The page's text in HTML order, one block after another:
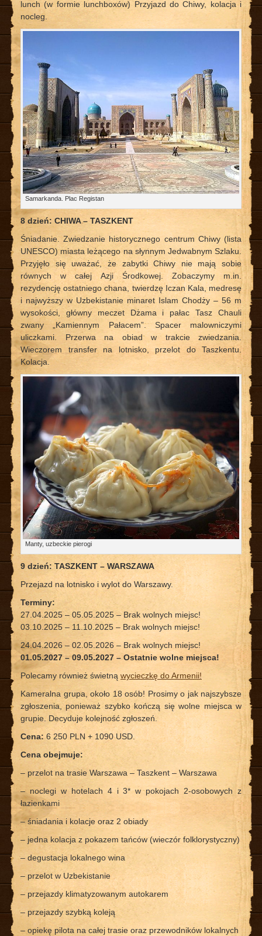
lunch (w formie lunchboxów) Przyjazd do Chiwy, kolacja i
nocleg.
Samarkanda. Plac Registan
8 dzień: CHIWA – TASZKENT
Śniadanie. Zwiedzanie historycznego centrum Chiwy (lista
UNESCO) miasta leżącego na słynnym Jedwabnym Szlaku.
Przyjęło się uważać, że zabytki Chiwy nie mają sobie
równych w całej Azji Środkowej. Zobaczymy m.in.
rezydencję ostatniego chana, twierdzę Iczan Kala, medresę
i najwyższy w Uzbekistanie minaret Islam Chodży – 56 m
wysokości, główny meczet Dżama i pałac Tasz Chauli
zwany „Kamiennym Pałacem”. Spacer malowniczymi
uliczkami. Przerwa na obiad w trakcie zwiedzania.
Wieczorem transfer na lotnisko, przelot do Taszkentu.
Kolacja.
Manty, uzbeckie pierogi
9 dzień: TASZKENT – WARSZAWA
Przejazd na lotnisko i wylot do Warszawy.
Terminy:
27.04.2025 – 05.05.2025 – Brak wolnych miejsc!
03.10.2025 – 11.10.2025 – Brak wolnych miejsc!
24.04.2026 – 02.05.2026 – Brak wolnych miejsc!
01.05.2027 – 09.05.2027 – Ostatnie wolne miejsca!
Polecamy również świetną wycieczkę do Armenii!
Kameralna grupa, około 18 osób! Prosimy o jak najszybsze
zgłoszenia, ponieważ szybko kończą się wolne miejsca w
grupie. Decyduje kolejność zgłoszeń.
Cena: 6 250 PLN + 1090 USD.
Cena obejmuje:
– przelot na trasie Warszawa – Taszkent – Warszawa
– noclegi w hotelach 4 i 3* w pokojach 2-osobowych z
łazienkami
– śniadania i kolacje oraz 2 obiady
– jedna kolacja z pokazem tańców (wieczór folklorystyczny)
– degustacja lokalnego wina
– przelot w Uzbekistanie
– przejazdy klimatyzowanym autokarem
– przejazdy szybką koleją
– opiekę pilota na całej trasie oraz przewodników lokalnych